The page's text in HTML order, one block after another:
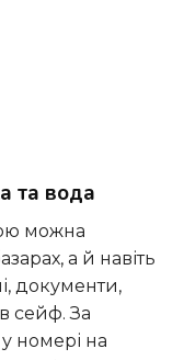
та вода
а й навіть
документи,
сейф. За
номері на